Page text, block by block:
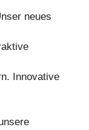
neues
Innovative